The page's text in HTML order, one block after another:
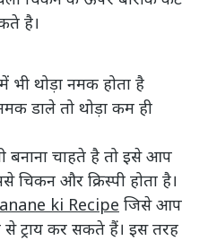
है।
थोड़ा नमक होता है
डाले तो थोड़ा कम ही
बनाना चाहते है तो इसे आप
और क्रिस्पी होता है।
ki Recipe जिसे आप
ट्राय कर सकते हैं। इस तरह